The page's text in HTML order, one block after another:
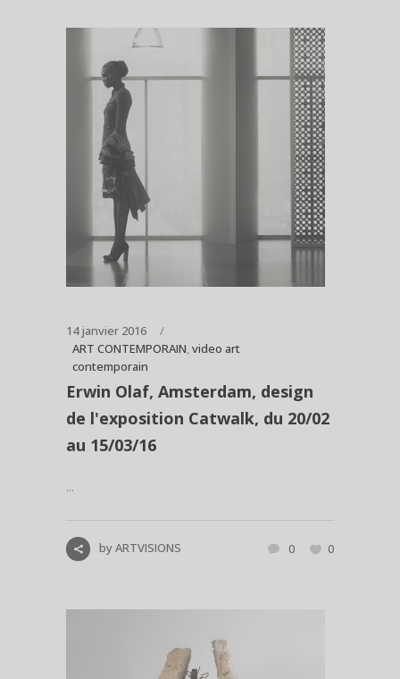
14 janvier 2016
ART CONTEMPORAIN,video art
contemporain
Erwin Olaf, Amsterdam, design
de l'exposition Catwalk, du 20/02
au 15/03/16
...
byARTVISIONS 0 0